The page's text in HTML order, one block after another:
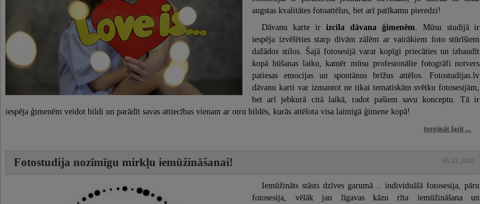
Mode un stils
Uzņēmējdarbība un bizness
Tehnoloģijas, drošība
Lauksaimniecība
Mājdzīvnieki un mājlopi
augstas kvalitātes fotoattēlus, bet arī patīkamu pieredzi!
Dāvanu karte ir izcila dāvana ģimenēm. Mūsu studijā ir
iespēja izvēlēties starp divām zālēm ar vairākiem foto stūrīšiem
dažādos stilos. Šajā fotosesijā varat kopīgi priecāties un izbaudīt
kopā būšanas laiku, kamēr mūsu profesionālie fotogrāfi notvers
patiesas emocijas un spontānus brīžus attēlos. Fotostudijas.lv
dāvanu karti var izmantot ne tikai tematiskām svētku fotosesijām,
bet arī jebkurā citā laikā, radot pašiem savu konceptu. Tā ir
iespēja ģimenēm veidot bildi un parādīt savas attiecības vienam ar otru bildēs, kurās attēlota visa laimīgā ģimene kopā!
turpināt lasīt ...
Fotostudija nozīmīgu mirkļu iemūžināšanai! 05.03.2020
Iemūžināts stāsts dzīves garumā .. individuālā fotosesija, pāru
fotosesija, vēlāk jau līgavas kāzu rīta iemūžināšana un